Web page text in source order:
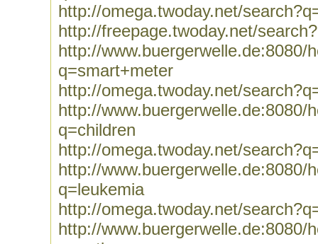
http://omega.twoday.net/
http://freepage.twoday.net/
http://www.buergerwelle.de:8080/
q=smart+meter
http://omega.twoday.net/
http://www.buergerwelle.de:8080/
q=children
http://omega.twoday.net/
http://www.buergerwelle.de:8080/
q=leukemia
http://omega.twoday.net/
http://www.buergerwelle.de:8080/